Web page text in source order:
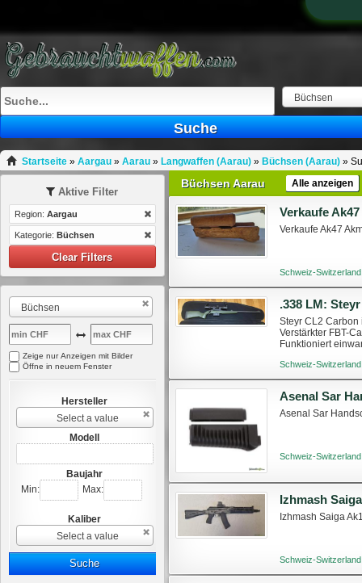
Büchsen
Suche
Startseite» Aargau» Aarau» Langwaffen (Aarau)» Büchsen (Aarau)»
Büchsen Aarau Alle anzeigen
Verkaufe
Verkaufe Ak47
Schweiz-
.338 LM:
Steyr CL2
Verstärkter FBT-
Funktioniert
Schweiz-
Asenal Sar
Asenal Sar
Schweiz-
Izhmash
Izhmash Saiga
Schweiz-
Aktive Filter
Region: Aargau
Kategorie: Büchsen
Clear Filters
Büchsen
Zeige nur Anzeigen mit Bilder
Öffne in neuem Fenster
Hersteller
Select a value
Modell
Baujahr
Min:
Max:
Kaliber
Select a value
Suche